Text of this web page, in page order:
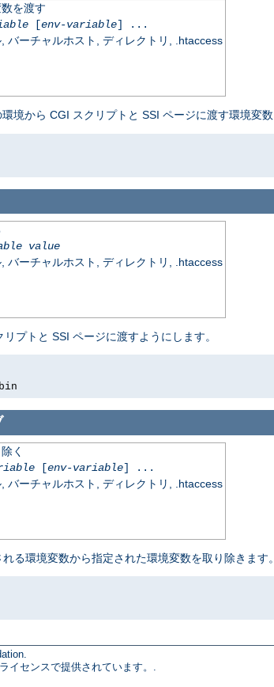
を渡す
[env-variable] ...
バーチャルホスト, ディレクトリ, .htaccess
境から CGI スクリプトと SSI ページに渡す環境変数
value
バーチャルホスト, ディレクトリ, .htaccess
プトと SSI ページに渡すようにします。
く
[env-variable] ...
バーチャルホスト, ディレクトリ, .htaccess
る環境変数から指定された環境変数を取り除きます。
イセンスで提供されています。.